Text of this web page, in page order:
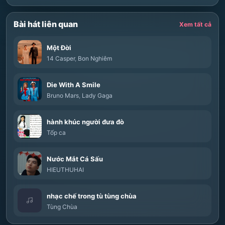
Bài hát liên quan Xem tất cả
Một Đời
14 Casper, Bon Nghiêm
Die With A Smile
Bruno Mars, Lady Gaga
hành khúc người đưa đò
Tốp ca
Nước Mắt Cá Sấu
HIEUTHUHAI
nhạc chế trong tù tùng chùa
Tùng Chùa